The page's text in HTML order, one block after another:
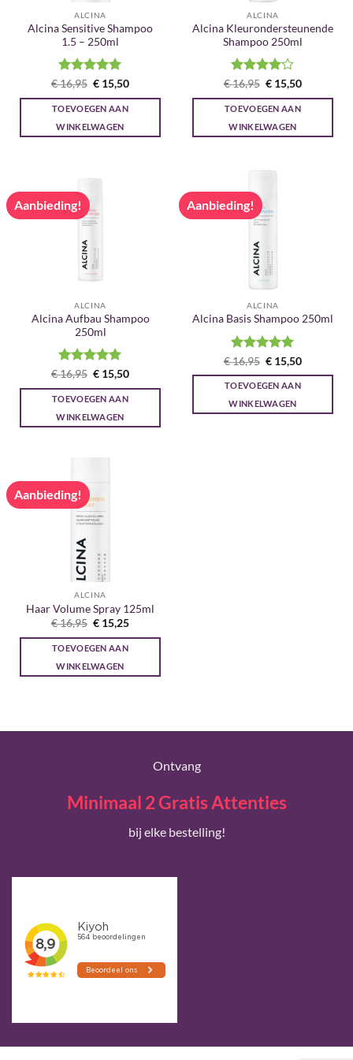
ALCINA
Alcina Sensitive Shampoo
1.5 – 250ml
Gewaardeerd
5uit 5
€16,95 Oorspronkelijke
prijs
was:
€ 16,95.
€ 15,50Huidige
is:
TOEVOEGEN AAN
WINKELWAGEN
ALCINA
Alcina Kleurondersteunende
Shampoo 250ml
Gewaardeerd
4uit 5
€16,95 Oorspronkelijke
prijs
was:
€ 16,95.
€ 15,50Huidige
is:
TOEVOEGEN AAN
WINKELWAGEN
Aanbieding!
ALCINA
Alcina Aufbau Shampoo
250ml
Gewaardeerd
5uit 5
€16,95 Oorspronkelijke
prijs
was:
€ 16,95.
€ 15,50Huidige
is:
TOEVOEGEN AAN
WINKELWAGEN
Aanbieding!
ALCINA
Alcina Basis Shampoo 250ml
Gewaardeerd
5uit 5
€16,95 Oorspronkelijke
prijs
was:
€ 16,95.
€ 15,50Huidige
is:
TOEVOEGEN AAN
WINKELWAGEN
Aanbieding!
ALCINA
Haar Volume Spray 125ml
€16,95 Oorspronkelijke
prijs
was:
€ 16,95.
€ 15,25Huidige
is:
TOEVOEGEN AAN
WINKELWAGEN
Ontvang
Minimaal 2 Gratis Attenties
bij elke bestelling!